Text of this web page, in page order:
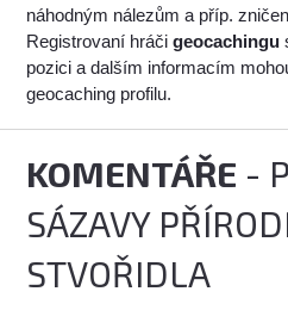
náhodným nálezům a příp.
Registrovaní hráčigeocachingu
pozici a dalším informacím
geocaching profilu.
KOMENTÁŘE -
SÁZAVY
STVOŘIDLA